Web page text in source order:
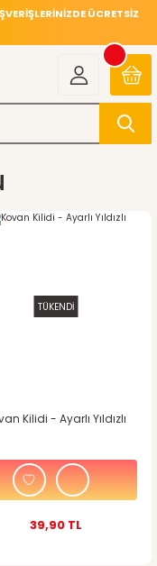
ÜCRETSİZ
TÜKENDİ
Kilidi - Ayarlı Yıldızlı
39,90 TL